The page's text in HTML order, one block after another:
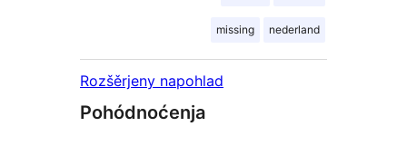
missing nederland
Rozšěrjeny napohlad
Pohódnoćenja